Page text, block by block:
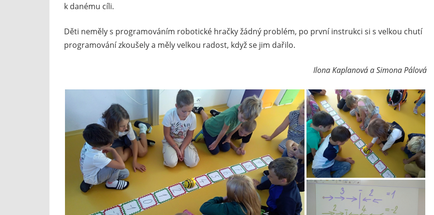
k danému cíli.
Děti neměly s programováním robotické hračky žádný problém, po první instrukci si s velkou chutí
programování zkoušely a měly velkou radost, když se jim dařilo.
Ilona Kaplanová a Simona Pálová